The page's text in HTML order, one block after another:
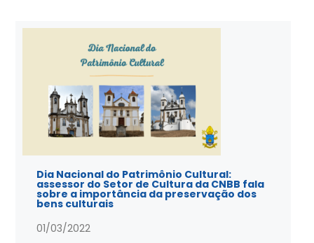
Dia Nacional do Patrimônio Cultural:
assessor do Setor de Cultura da CNBB fala
sobre a importância da preservação dos
bens culturais
01/03/2022